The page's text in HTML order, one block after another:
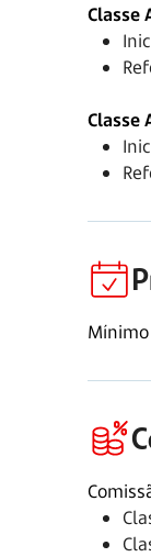
Classe
Classe